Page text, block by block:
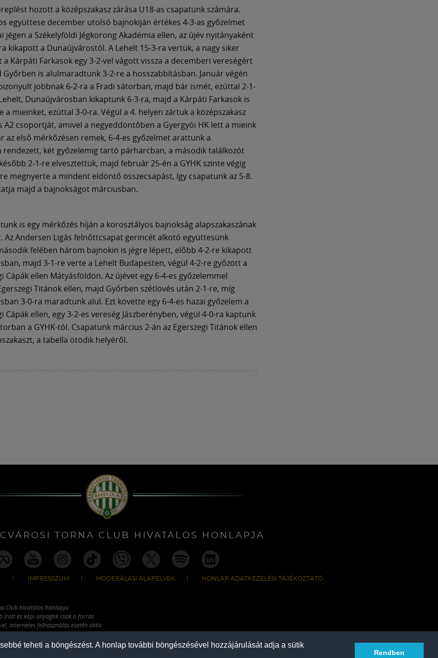
teheti a böngészést. A honlap további böngészésével hozzájárulását adja a sütik
Rendben
hozott a középszakasz zárása U18-as csapatunk számára.
együttese december utolsó bajnokiján értékes 4-3-as győzelmet
jégen a Székelyföldi Jégkorong Akadémia ellen, az újév nyitányaként
kikapott a Dunaújvárostól. A Lehelt 15-3-ra vertük, a nagy siker
a Kárpáti Farkasok egy 3-2-vel vágott vissza a decemberi vereségért
Győrben is alulmaradtunk 3-2-re a hosszabbításban. Január végén
jobbnak 6-2-ra a Fradi sátorban, majd bár ismét, ezúttal 2-1-
Dunaújvárosban kikaptunk 6-3-ra, majd a Kárpáti Farkasok is
a mieinket, ezúttal 3-0-ra. Végül a 4. helyen zártuk a középszakasz
A2 csoportját, amivel a negyeddöntőben a Gyergyói HK lett a mieink
az első mérkőzésen remek, 6-4-es győzelmet arattunk a
rendezett, két győzelemig tartó párharcban, a második találkozót
2-1-re elvesztettük, majd február 25-én a GYHK szinte végig
megnyerte a mindent eldöntő összecsapást, így csapatunk az 5-8.
majd a bajnokságot márciusban.
is egy mérkőzés híján a korosztályos bajnokság alapszakaszának
Az Andersen Ligás felnőttcsapat gerincét alkotó együttesünk
felében három bajnokin is jégre lépett, előbb 4-2-re kikapott
majd 3-1-re verte a Lehelt Budapesten, végül 4-2-re győzött a
Cápák ellen Mátyásföldön. Az újévet egy 6-4-es győzelemmel
Titánok ellen, majd Győrben szétlövés után 2-1-re, míg
3-0-ra maradtunk alul. Ezt követte egy 6-4-es hazai győzelem a
Cápák ellen, egy 3-2-es vereség Jászberényben, végül 4-0-ra kaptunk
a GYHK-tól. Csapatunk március 2-án az Egerszegi Titánok ellen
a tabella ötödik helyéről.
TORNA CLUB HIVATALOS HONLAPJA
IMPRESSZUM MODERÁLÁSI ALAPELVEK HONLAP ADATKEZELÉSI TÁJÉKOZTATÓ
Club hivatalos honlapja
írott és képi anyagok csak a forrás
internetes felhasználás esetén aktív
fel.